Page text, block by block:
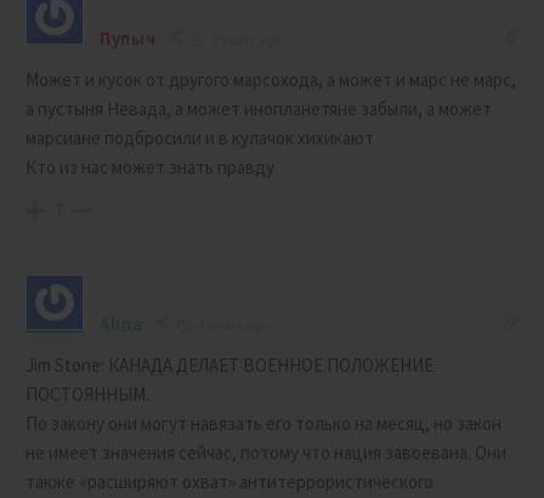
Пупыч
Может и кусок от другого марсохода, а может и марс не марс,
а пустыня Невада, а может инопланетяне забыли, а может
марсиане подбросили и в кулачок хихикают
Кто из нас может знать правду
7
Alina
Jim Stone: КАНАДА ДЕЛАЕТ ВОЕННОЕ ПОЛОЖЕНИЕ
ПОСТОЯННЫМ.
По закону они могут навязать его только на месяц, но закон
не имеет значения сейчас, потому что нация завоевана. Они
также «расширяют охват» антитеррористического